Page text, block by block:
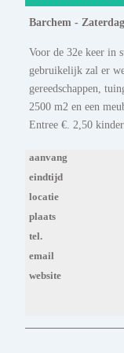
Barchem -
Voor de 32e keer in
gebruikelijk zal er
gereedschappen,
2500 m2 en een
Entree €. 2,50
aanvang
eindtijd
locatie
plaats
tel.
email
website